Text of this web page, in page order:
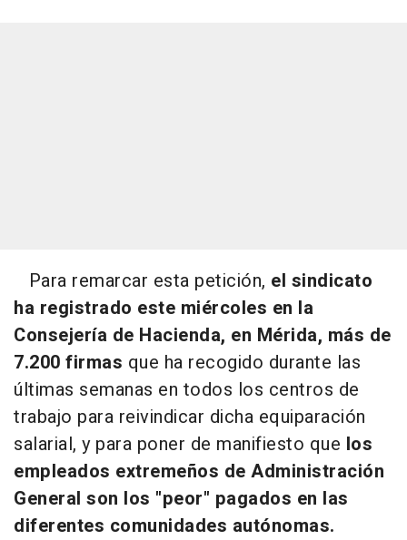
Para remarcar esta petición, el sindicato
ha registrado este miércoles en la
Consejería de Hacienda, en Mérida, más de
7.200 firmas que ha recogido durante las
últimas semanas en todos los centros de
trabajo para reivindicar dicha equiparación
salarial, y para poner de manifiesto que los
empleados extremeños de Administración
General son los "peor" pagados en las
diferentes comunidades autónomas.